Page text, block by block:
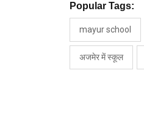
Popular Tags:
mayur school
अजमेर में स्कूल